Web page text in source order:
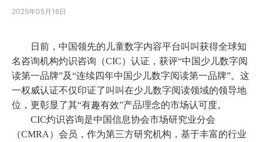
叫叫IP
关于我们
下载中心
投资者关系
2025年05月16日
日前， 中国领先的儿童数字内容平台叫叫获得全球知
名咨询机构灼识咨询（CIC）认证，获评“中国少儿数字阅
读第一品牌”及“连续四年中国少儿数字阅读第一品牌”。这
一权威认证不仅印证了叫叫在少儿数字阅读领域的领导地
位，更彰显了其“有趣有效”产品理念的市场认可度。
CIC灼识咨询是中国信息协会市场研究业分会
（CMRA）会员，作为第三方研究机构，基于丰富的行业